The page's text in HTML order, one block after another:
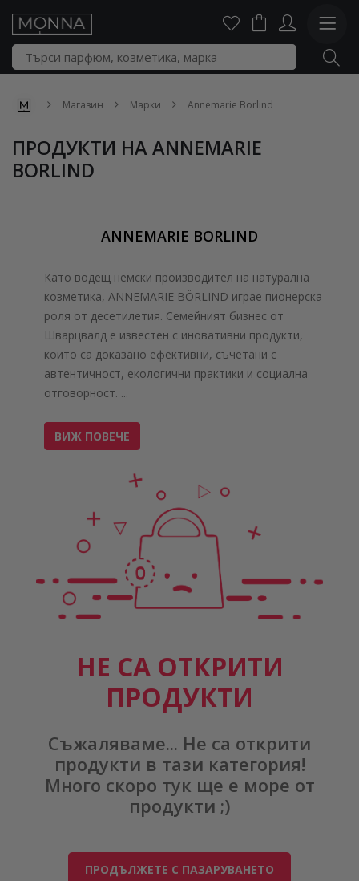
Магазин Марки Annemarie Borlind
ПРОДУКТИ НА ANNEMARIE
BORLIND
ANNEMARIE BORLIND
Като водещ немски производител на натурална
козметика, ANNEMARIE BÖRLIND играе пионерска
роля от десетилетия. Семейният бизнес от
Шварцвалд е известен с иновативни продукти,
които са доказано ефективни, съчетани с
автентичност, екологични практики и социална
отговорност. ...
ВИЖ ПОВЕЧЕ
НЕ СА ОТКРИТИ
ПРОДУКТИ
Съжаляваме... Не са открити
продукти в тази категория!
Много скоро тук ще е море от
продукти ;)
ПРОДЪЛЖЕТЕ С ПАЗАРУВАНЕТО